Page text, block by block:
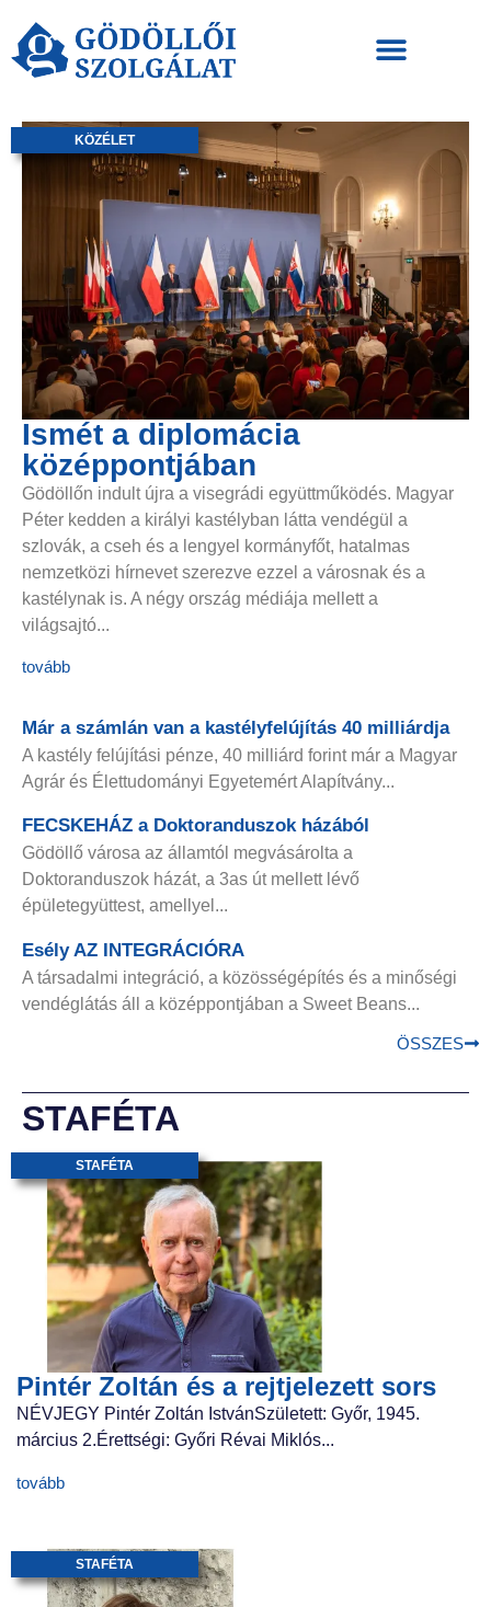
KÖZÉLET
Ismét a diplomácia
középpontjában
Gödöllőn indult újra a visegrádi együttműködés. Magyar
Péter kedden a királyi kastélyban látta vendégül a
szlovák, a cseh és a lengyel kormányfőt, hatalmas
nemzetközi hírnevet szerezve ezzel a városnak és a
kastélynak is. A négy ország médiája mellett a
világsajtó...
tovább
Már a számlán van a kastélyfelújítás 40 milliárdja
A kastély felújítási pénze, 40 milliárd forint már a Magyar
Agrár és Élettudományi Egyetemért Alapítvány...
FECSKEHÁZ a Doktoranduszok házából
Gödöllő városa az államtól megvásárolta a
Doktoranduszok házát, a 3as út mellett lévő
épületegyüttest, amellyel...
Esély AZ INTEGRÁCIÓRA
A társadalmi integráció, a közösségépítés és a minőségi
vendéglátás áll a középpontjában a Sweet Beans...
ÖSSZES
STAFÉTA
STAFÉTA
Pintér Zoltán és a rejtjelezett sors
NÉVJEGY Pintér Zoltán IstvánSzületett: Győr, 1945.
március 2.Érettségi: Győri Révai Miklós...
tovább
STAFÉTA